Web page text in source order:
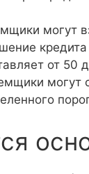
могут
кредита
от 50
могут